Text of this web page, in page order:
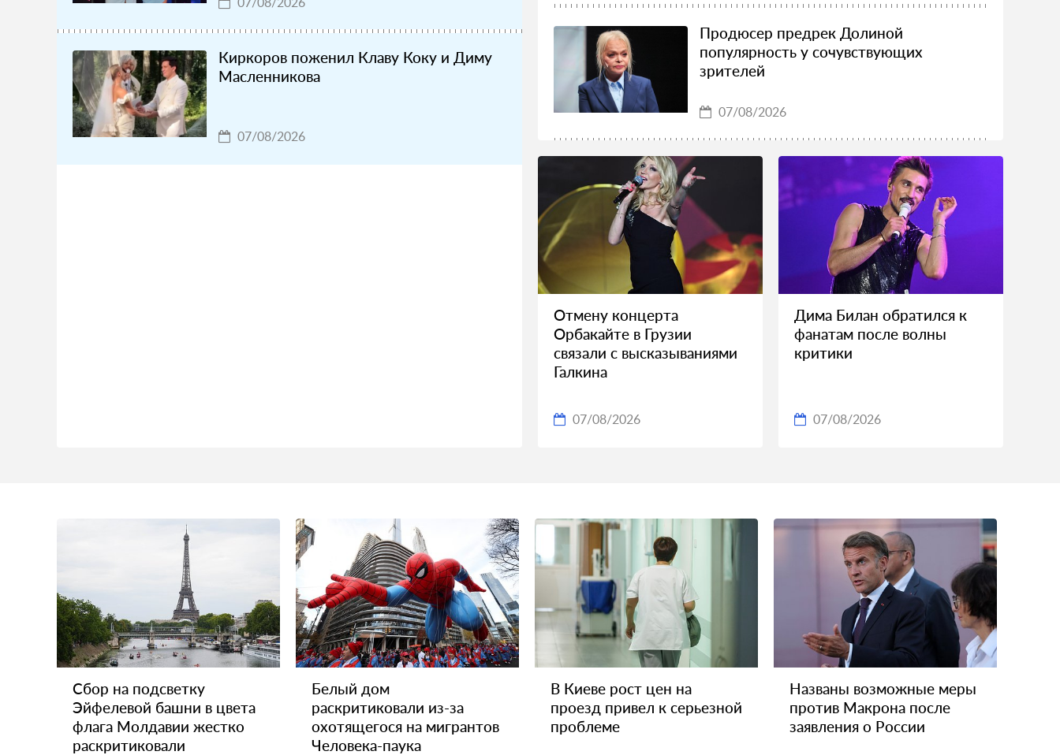
07/08/2026
Киркоров поженил Клаву Коку и Диму
Масленникова
07/08/2026
Продюсер предрек Долиной
популярность у сочувствующих
зрителей
07/08/2026
Отмену концерта
Орбакайте в Грузии
связали с высказываниями
Галкина
07/08/2026
Дима Билан обратился к
фанатам после волны
критики
07/08/2026
Сбор на подсветку
Эйфелевой башни в цвета
флага Молдавии жестко
раскритиковали
Белый дом
раскритиковали из-за
охотящегося на мигрантов
Человека-паука
В Киеве рост цен на
проезд привел к серьезной
проблеме
Названы возможные меры
против Макрона после
заявления о России